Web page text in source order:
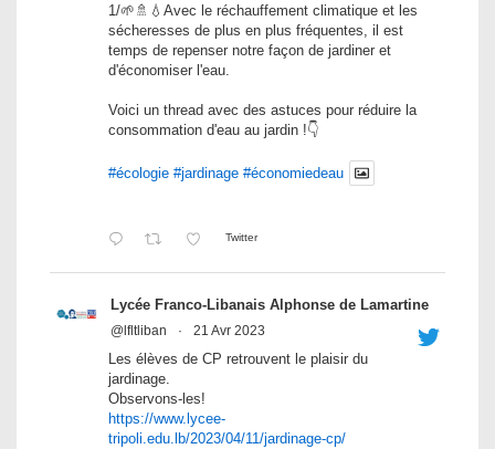
1/🌱🚿💧Avec le réchauffement climatique et les
sécheresses de plus en plus fréquentes, il est
temps de repenser notre façon de jardiner et
d'économiser l'eau.
Voici un thread avec des astuces pour réduire la
consommation d'eau au jardin !👇
#écologie #jardinage #économiedeau
Twitter
Lycée Franco-Libanais Alphonse de Lamartine
@lfltliban · 21 Avr 2023
Les élèves de CP retrouvent le plaisir du
jardinage.
Observons-les!
https://www.lycee-
tripoli.edu.lb/2023/04/11/jardinage-cp/